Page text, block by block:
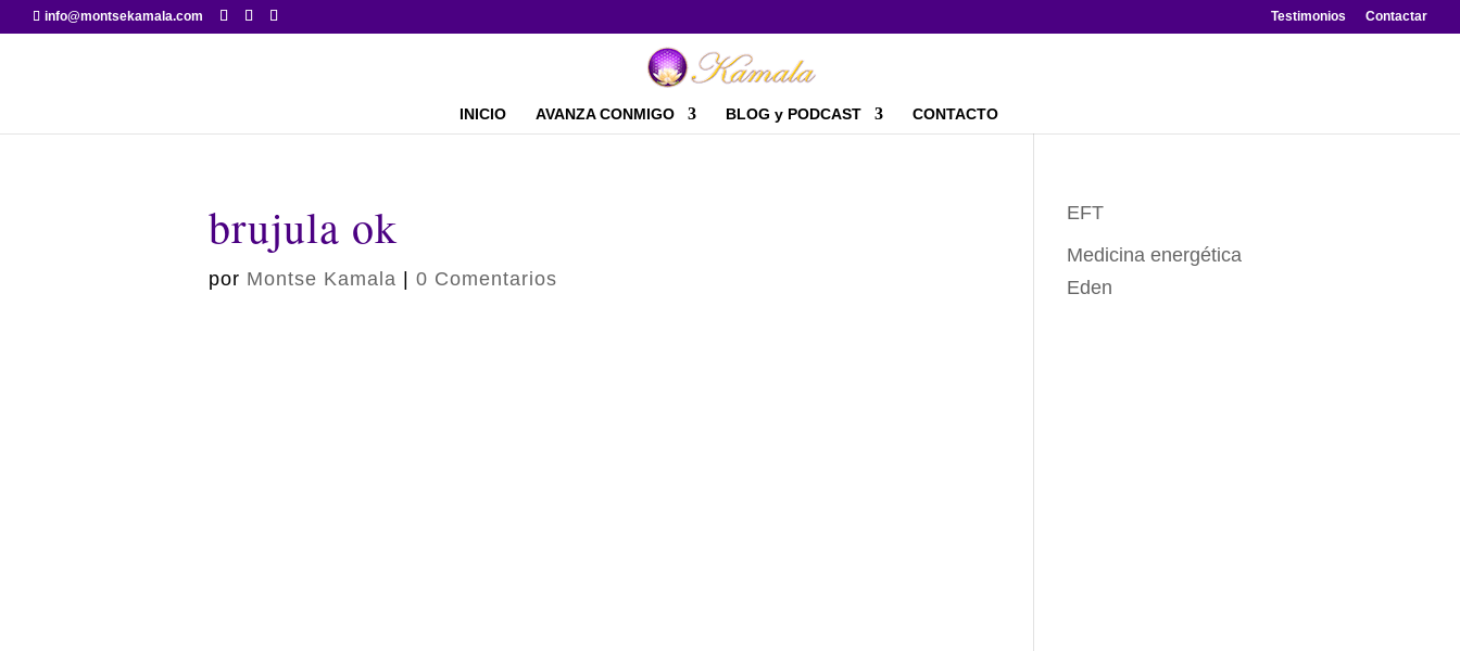
info@montsekamala.com Testimonios Contactar
INICIO AVANZA CONMIGO BLOG y PODCAST CONTACTO
brujula ok
por Montse Kamala 0 Comentarios
EFT
Medicina energética
Eden